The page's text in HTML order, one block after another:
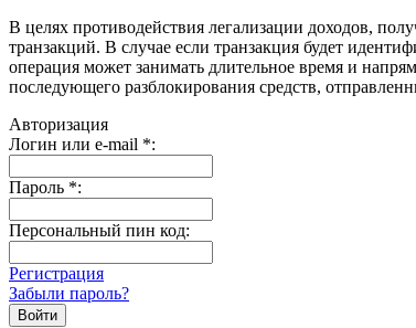
В целях противодействия легализации доходов,
транзакций. В случае если транзакция будет
операция может занимать длительное время и
последующего разблокирования средств,
Авторизация
Логин или e-mail *:
Пароль *:
Персональный пин код:
Регистрация
Забыли пароль?